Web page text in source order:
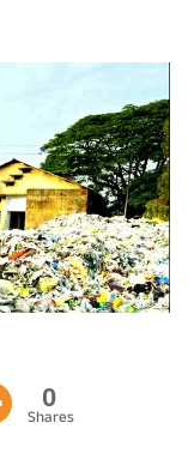
0
Shares